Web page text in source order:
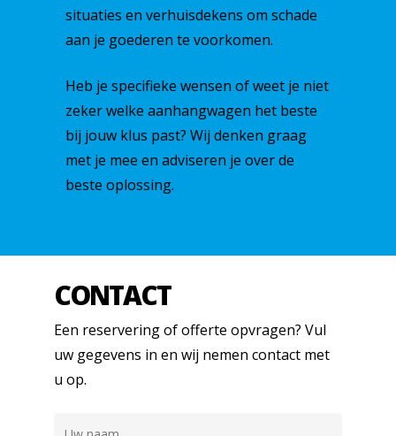
situaties en verhuisdekens om schade
aan je goederen te voorkomen.
Heb je specifieke wensen of weet je niet
zeker welke aanhangwagen het beste
bij jouw klus past? Wij denken graag
met je mee en adviseren je over de
beste oplossing.
CONTACT
Een reservering of offerte opvragen? Vul
uw gegevens in en wij nemen contact met
u op.
Kopen
Hapert Configurator
Eduard Configurator
Occasions
Lease calculator
Huren
Plateauwagens
Open bakwagens
Fietsentrailer
Motortrailer
Werkplaats
Onderdelen
Vacature